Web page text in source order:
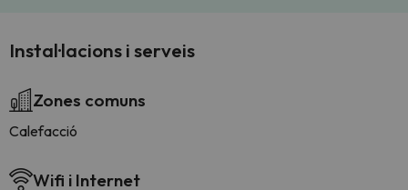
Instal·lacions i serveis
Zones comuns
Calefacció
Wifi i Internet